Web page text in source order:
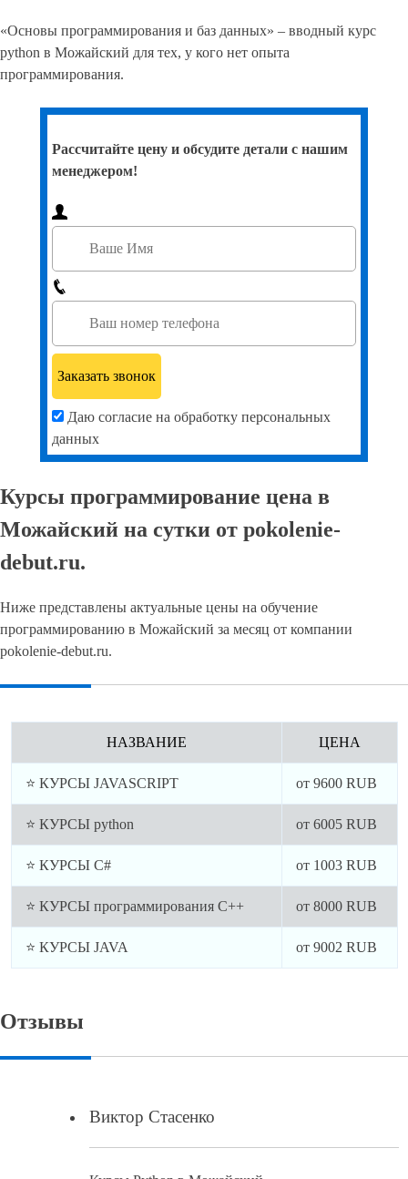
«Основы программирования и баз данных» – вводный курс
python в Можайский для тех, у кого нет опыта
программирования.
Рассчитайте цену и обсудите детали с нашим
менеджером!
Даю согласие на обработку персональных
данных
Курсы программирование цена в
Можайский на сутки от pokolenie-
debut.ru.
Ниже представлены актуальные цены на обучение
программированию в Можайский за месяц от компании
pokolenie-debut.ru.
НАЗВАНИЕ ЦЕНА
⭐ КУРСЫ JAVASCRIPT от 9600 RUB
⭐ КУРСЫ python от 6005 RUB
⭐ КУРСЫ C# от 1003 RUB
⭐ КУРСЫ программирования C++ от 8000 RUB
⭐ КУРСЫ JAVA от 9002 RUB
Отзывы
Виктор Стасенко